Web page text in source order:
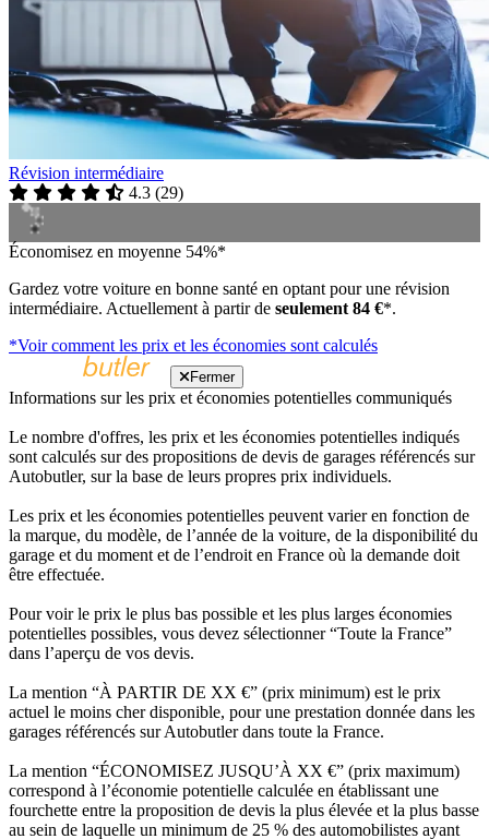
Révision intermédiaire
4.3 (29)
Économisez en moyenne 54%*
Gardez votre voiture en bonne santé en optant pour une révision
intermédiaire. Actuellement à partir de seulement 84 €*.
*Voir comment les prix et les économies sont calculés
Fermer
Informations sur les prix et économies potentielles communiqués
Le nombre d'offres, les prix et les économies potentielles indiqués
sont calculés sur des propositions de devis de garages référencés sur
Autobutler, sur la base de leurs propres prix individuels.
Les prix et les économies potentielles peuvent varier en fonction de
la marque, du modèle, de l’année de la voiture, de la disponibilité du
garage et du moment et de l’endroit en France où la demande doit
être effectuée.
Pour voir le prix le plus bas possible et les plus larges économies
potentielles possibles, vous devez sélectionner “Toute la France”
dans l’aperçu de vos devis.
La mention “À PARTIR DE XX €” (prix minimum) est le prix
actuel le moins cher disponible, pour une prestation donnée dans les
garages référencés sur Autobutler dans toute la France.
La mention “ÉCONOMISEZ JUSQU’À XX €” (prix maximum)
correspond à l’économie potentielle calculée en établissant une
fourchette entre la proposition de devis la plus élevée et la plus basse
au sein de laquelle un minimum de 25 % des automobilistes ayant